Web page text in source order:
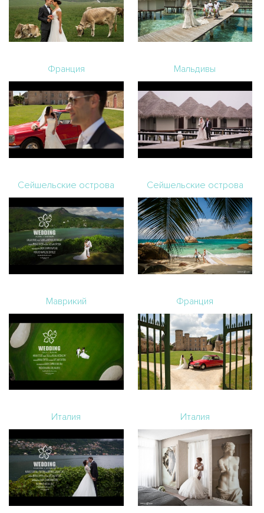
Франция Мальдивы
Сейшельские острова Сейшельские острова
Маврикий Франция
Италия Италия